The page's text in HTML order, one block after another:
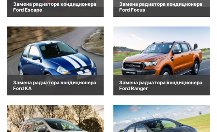
Замена радиатора кондиционера
Ford Escape
Замена радиатора кондиционера
Ford Focus
Замена радиатора кондиционера
Ford KA
Замена радиатора кондиционера
Ford Ranger